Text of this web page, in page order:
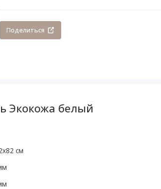
Поделиться
Экокожа белый
см